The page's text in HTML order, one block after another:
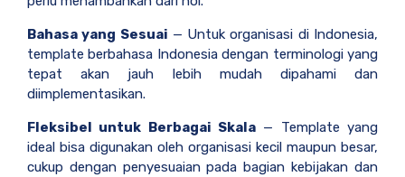
Bahasa yang Sesuai — Untuk organisasi di Indonesia,
template berbahasa Indonesia dengan terminologi yang
tepat akan jauh lebih mudah dipahami dan
diimplementasikan.
Fleksibel untuk Berbagai Skala — Template yang
ideal bisa digunakan oleh organisasi kecil maupun besar,
cukup dengan penyesuaian pada bagian kebijakan dan